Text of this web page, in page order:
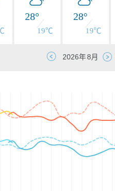
28°
19℃
28°
19℃